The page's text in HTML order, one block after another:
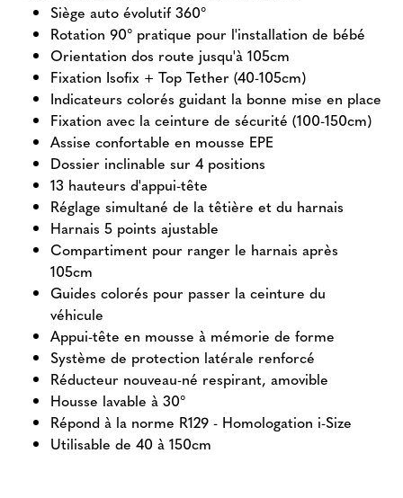
Siège auto évolutif 360°
Rotation 90° pratique pour l'installation de bébé
Orientation dos route jusqu'à 105cm
Fixation Isofix + Top Tether (40-105cm)
Indicateurs colorés guidant la bonne mise en place
Fixation avec la ceinture de sécurité (100-150cm)
Assise confortable en mousse EPE
Dossier inclinable sur 4 positions
13 hauteurs d'appui-tête
Réglage simultané de la têtière et du harnais
Harnais 5 points ajustable
Compartiment pour ranger le harnais après
105cm
Guides colorés pour passer la ceinture du
véhicule
Appui-tête en mousse à mémorie de forme
Système de protection latérale renforcé
Réducteur nouveau-né respirant, amovible
Housse lavable à 30°
Répond à la norme R129 - Homologation i-Size
Utilisable de 40 à 150cm